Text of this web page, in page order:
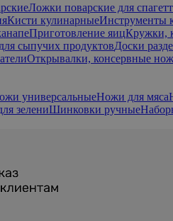
Ложки поварские для
Кисти кулинарныеИнструменты
Приготовление яицКружки,
сыпучих продуктовДоски
Открывалки, консервные
универсальныеНожи для мяса
зелениШинковки ручные